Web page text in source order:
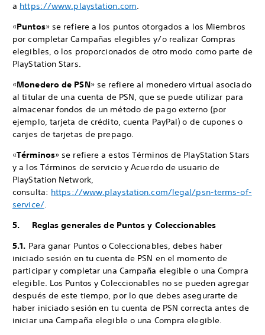
a https://www.playstation.com.
«Puntos» se refiere a los puntos otorgados a los Miembros
por completar Campañas elegibles y/o realizar Compras
elegibles, o los proporcionados de otro modo como parte de
PlayStation Stars.
«Monedero de PSN» se refiere al monedero virtual asociado
al titular de una cuenta de PSN, que se puede utilizar para
almacenar fondos de un método de pago externo (por
ejemplo, tarjeta de crédito, cuenta PayPal) o de cupones o
canjes de tarjetas de prepago.
«Términos» se refiere a estos Términos de PlayStation Stars
y a los Términos de servicio y Acuerdo de usuario de
PlayStation Network,
consulta: https://www.playstation.com/legal/psn-terms-of-
service/.
5. Reglas generales de Puntos y Coleccionables
5.1. Para ganar Puntos o Coleccionables, debes haber
iniciado sesión en tu cuenta de PSN en el momento de
participar y completar una Campaña elegible o una Compra
elegible. Los Puntos y Coleccionables no se pueden agregar
después de este tiempo, por lo que debes asegurarte de
haber iniciado sesión en tu cuenta de PSN correcta antes de
iniciar una Campaña elegible o una Compra elegible.